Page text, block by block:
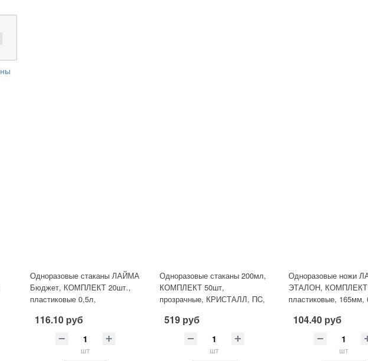
Одноразовые стаканы ЛАЙМА
Бюджет, КОМПЛЕКТ 20шт.,
пластиковые 0,5л,
600939
116.10 руб
шт
Одноразовые стаканы 200мл,
КОМПЛЕКТ 50шт,
прозрачные, КРИСТАЛЛ, ПC,
519 руб
шт
Одноразовые ножи
ЭТАЛОН, КОМПЛЕКТ
пластиковые, 165мм,
104.40 руб
шт